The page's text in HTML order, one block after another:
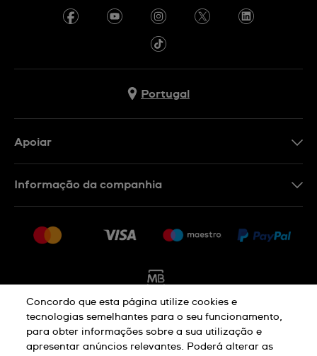
Portugal
Apoiar
Rescindir o contrato
Informação da companhia
Carreiras
Aviso De Privacidade Aviso De Cookies
Concordo que esta página utilize cookies e
tecnologias semelhantes para o seu funcionamento,
para obter informações sobre a sua utilização e
apresentar anúncios relevantes. Poderá alterar as